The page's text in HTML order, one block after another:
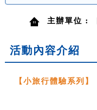
主辦單位 :
活動內容介紹
【小旅行體驗系列】